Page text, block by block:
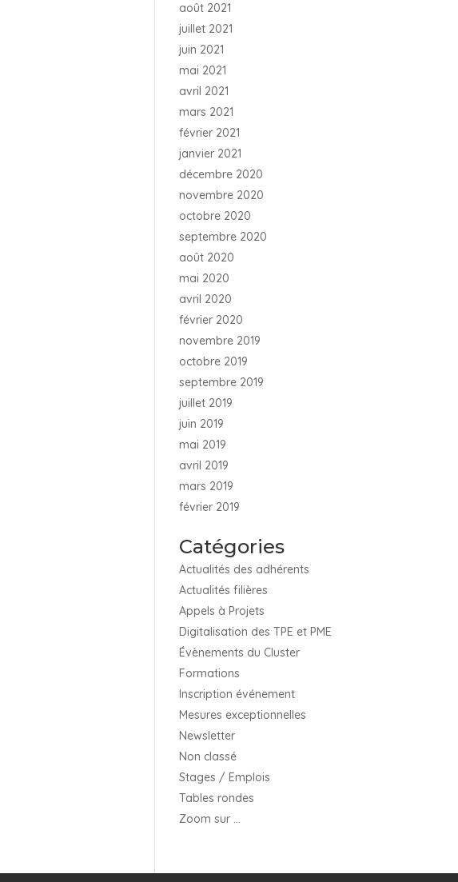
août 2021
juillet 2021
juin 2021
mai 2021
avril 2021
mars 2021
février 2021
janvier 2021
décembre 2020
novembre 2020
octobre 2020
septembre 2020
août 2020
mai 2020
avril 2020
février 2020
novembre 2019
octobre 2019
septembre 2019
juillet 2019
juin 2019
mai 2019
avril 2019
mars 2019
février 2019
Catégories
Actualités des adhérents
Actualités filières
Appels à Projets
Digitalisation des TPE et PME
Évènements du Cluster
Formations
Inscription événement
Mesures exceptionnelles
Newsletter
Non classé
Stages / Emplois
Tables rondes
Zoom sur …